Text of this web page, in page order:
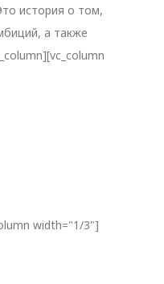
история о том,
а также
width="1/3"]